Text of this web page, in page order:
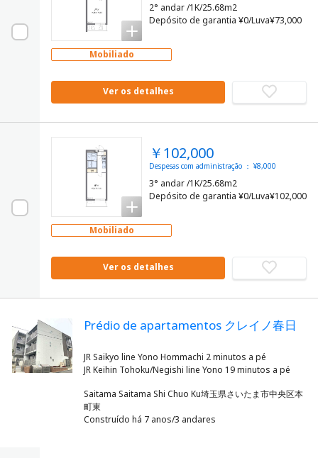
2° andar /1K/25.68m2
Depósito de garantia ¥0/Luva¥73,000
Mobiliado
Ver os detalhes
￥102,000
Despesas com administração ： ¥8,000
3° andar /1K/25.68m2
Depósito de garantia ¥0/Luva¥102,000
Mobiliado
Ver os detalhes
Prédio de apartamentos クレイノ春日
JR Saikyo line Yono Hommachi 2 minutos a pé
Saitama Saitama Shi Chuo Ku埼玉県さいたま市中央区本
町東
Construído há 7 anos/3 andares